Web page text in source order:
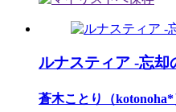
ルナスティア -忘却
蒼木ことり（kotonoha*